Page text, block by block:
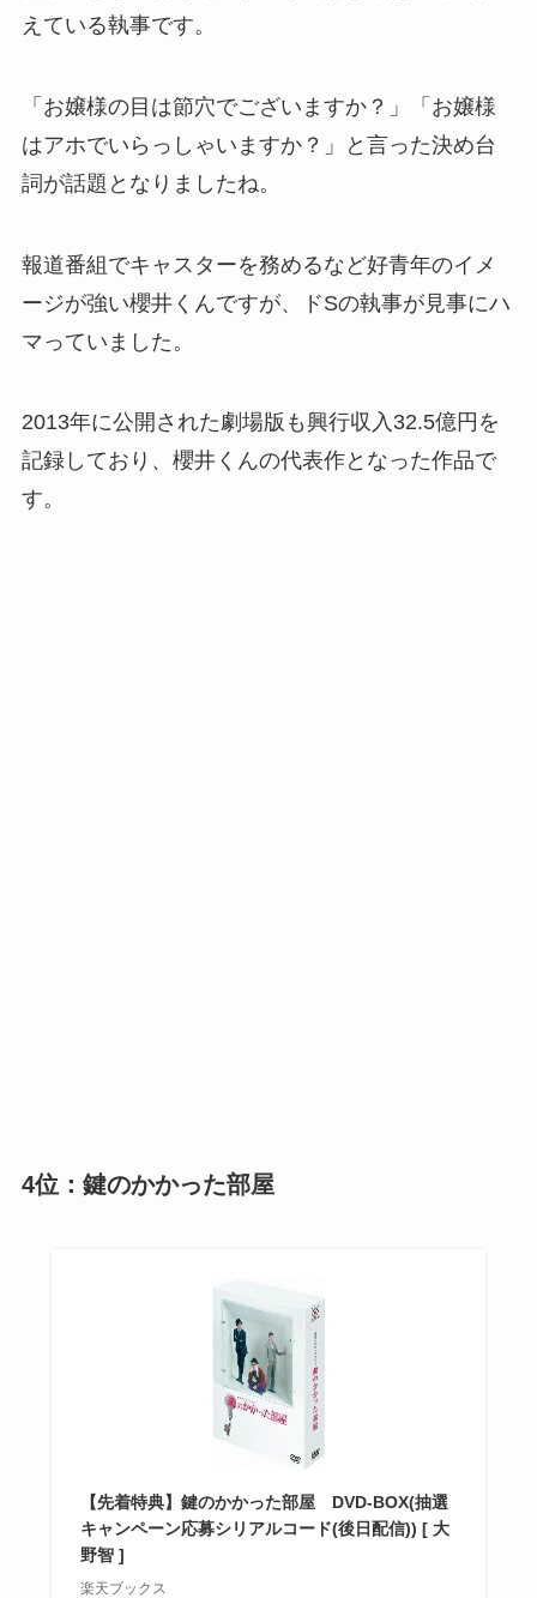
えている執事です。
「お嬢様の目は節穴でございますか？」「お嬢様
はアホでいらっしゃいますか？」と言った決め台
詞が話題となりましたね。
報道番組でキャスターを務めるなど好青年のイメ
ージが強い櫻井くんですが、ドSの執事が見事にハ
マっていました。
2013年に公開された劇場版も興行収入32.5億円を
記録しており、櫻井くんの代表作となった作品で
す。
4位：鍵のかかった部屋
【先着特典】鍵のかかった部屋 DVD-BOX(抽選
キャンペーン応募シリアルコード(後日配信)) [ 大
野智 ]
楽天ブックス